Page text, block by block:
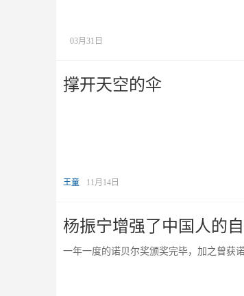
03月31日
撑开天空的伞
王童 11月14日
杨振宁增强了中国人的
一年一度的诺贝尔奖颁奖完毕，加之曾获